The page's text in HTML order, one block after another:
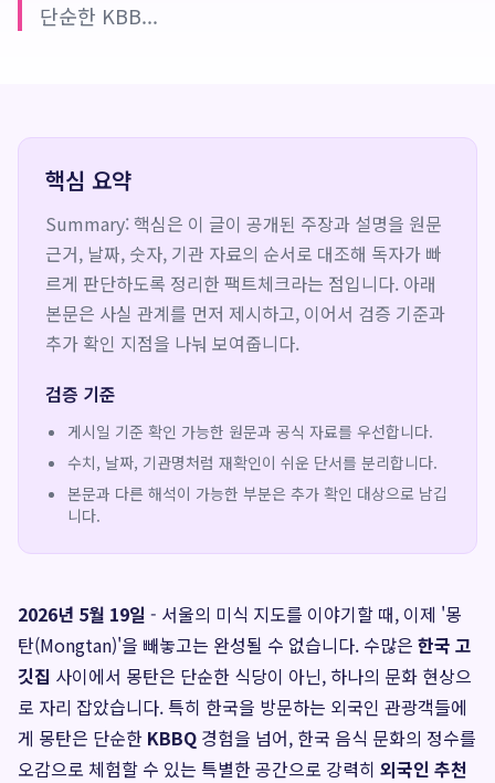
단순한 KBB...
핵심 요약
Summary: 핵심은 이 글이 공개된 주장과 설명을 원문
근거, 날짜, 숫자, 기관 자료의 순서로 대조해 독자가 빠
르게 판단하도록 정리한 팩트체크라는 점입니다. 아래
본문은 사실 관계를 먼저 제시하고, 이어서 검증 기준과
추가 확인 지점을 나눠 보여줍니다.
검증 기준
게시일 기준 확인 가능한 원문과 공식 자료를 우선합니다.
수치, 날짜, 기관명처럼 재확인이 쉬운 단서를 분리합니다.
본문과 다른 해석이 가능한 부분은 추가 확인 대상으로 남깁
니다.
2026년 5월 19일 - 서울의 미식 지도를 이야기할 때, 이제 '몽
탄(Mongtan)'을 빼놓고는 완성될 수 없습니다. 수많은 한국 고
깃집 사이에서 몽탄은 단순한 식당이 아닌, 하나의 문화 현상으
로 자리 잡았습니다. 특히 한국을 방문하는 외국인 관광객들에
게 몽탄은 단순한 KBBQ 경험을 넘어, 한국 음식 문화의 정수를
오감으로 체험할 수 있는 특별한 공간으로 강력히 외국인 추천